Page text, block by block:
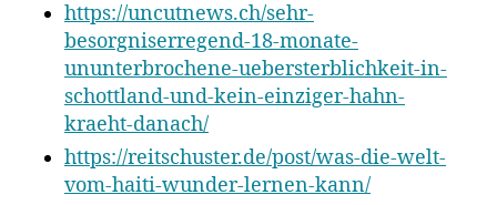
https://uncutnews.ch/sehr-
besorgniserregend-18-monate-
ununterbrochene-uebersterblichkeit-in-
schottland-und-kein-einziger-hahn-
kraeht-danach/
https://reitschuster.de/post/was-die-welt-
vom-haiti-wunder-lernen-kann/